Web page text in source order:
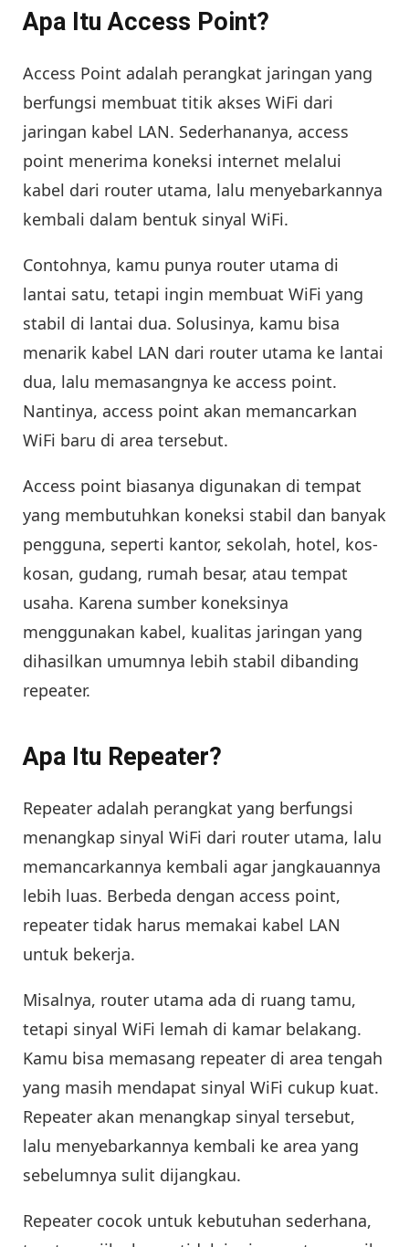
Apa Itu Access Point?
Access Point adalah perangkat jaringan yang
berfungsi membuat titik akses WiFi dari
jaringan kabel LAN. Sederhananya, access
point menerima koneksi internet melalui
kabel dari router utama, lalu menyebarkannya
kembali dalam bentuk sinyal WiFi.
Contohnya, kamu punya router utama di
lantai satu, tetapi ingin membuat WiFi yang
stabil di lantai dua. Solusinya, kamu bisa
menarik kabel LAN dari router utama ke lantai
dua, lalu memasangnya ke access point.
Nantinya, access point akan memancarkan
WiFi baru di area tersebut.
Access point biasanya digunakan di tempat
yang membutuhkan koneksi stabil dan banyak
pengguna, seperti kantor, sekolah, hotel, kos-
kosan, gudang, rumah besar, atau tempat
usaha. Karena sumber koneksinya
menggunakan kabel, kualitas jaringan yang
dihasilkan umumnya lebih stabil dibanding
repeater.
Apa Itu Repeater?
Repeater adalah perangkat yang berfungsi
menangkap sinyal WiFi dari router utama, lalu
memancarkannya kembali agar jangkauannya
lebih luas. Berbeda dengan access point,
repeater tidak harus memakai kabel LAN
untuk bekerja.
Misalnya, router utama ada di ruang tamu,
tetapi sinyal WiFi lemah di kamar belakang.
Kamu bisa memasang repeater di area tengah
yang masih mendapat sinyal WiFi cukup kuat.
Repeater akan menangkap sinyal tersebut,
lalu menyebarkannya kembali ke area yang
sebelumnya sulit dijangkau.
Repeater cocok untuk kebutuhan sederhana,